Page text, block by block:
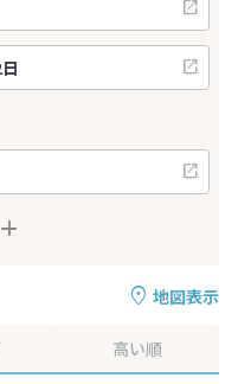
地図表示
高い順